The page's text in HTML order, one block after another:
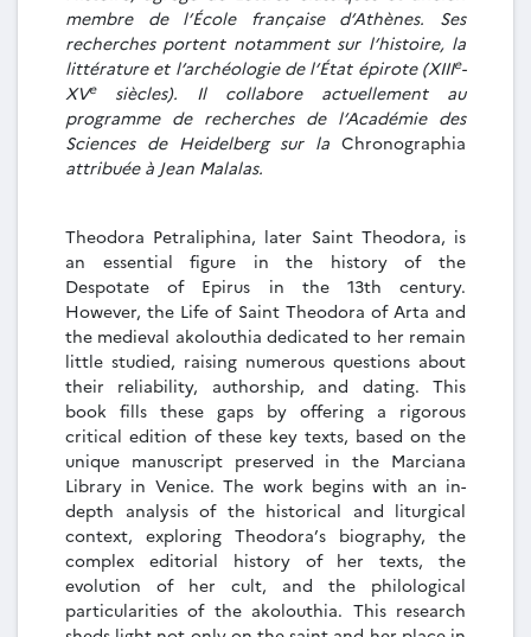
membre de l’École française d’Athènes. Ses
recherches portent notamment sur l’histoire, la
littérature et l’archéologie de l’État épirote (XIIIe-
XVesiècles). Il collabore actuellement au
programme de recherches de l’Académie des
Sciences de Heidelberg sur la Chronographia
attribuée à Jean Malalas.
Theodora Petraliphina, later Saint Theodora, is
an essential figure in the history of the
Despotate of Epirus in the 13th century.
However, the Life of Saint Theodora of Arta and
the medieval akolouthia dedicated to her remain
little studied, raising numerous questions about
their reliability, authorship, and dating. This
book fills these gaps by offering a rigorous
critical edition of these key texts, based on the
unique manuscript preserved in the Marciana
Library in Venice. The work begins with an in-
depth analysis of the historical and liturgical
context, exploring Theodora’s biography, the
complex editorial history of her texts, the
evolution of her cult, and the philological
particularities of the akolouthia. This research